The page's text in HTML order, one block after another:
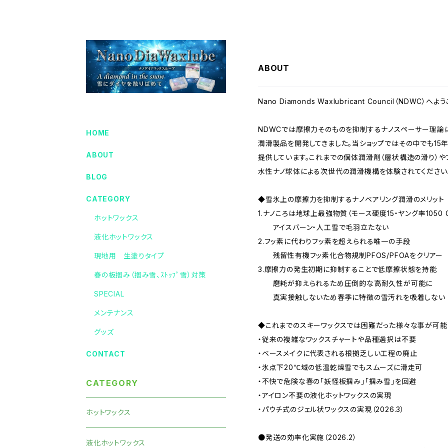
ABOUT
Nano Diamonds Waxlubricant Council（NDWC）へよう
NDWCでは摩擦力そのものを抑制するナノスペーサー理論
潤滑製品を開発してきました。当ショップではその中でも
提供しています。これまでの個体潤滑剤（層状構造の滑り）
水性ナノ球体による次世代の潤滑機構を体験されてください
◆雪氷上の摩擦力を抑制するナノベアリング潤滑のメリット
1.ナノころは地球上最強物質（モース硬度15・ヤング率1050
アイスバーン・人工雪で毛羽立たない
2.フッ素に代わりフッ素を超えられる唯一の手段
残留性有機フッ素化合物規制PFOS/PFOAをクリアー
3.摩擦力の発生初期に抑制することで低摩擦状態を持能
磨耗が抑えられるため圧倒的な高耐久性が可能に
真実接触しないため春季に特徴の雪汚れを吸着しない
◆これまでのスキーワックスでは困難だった様々な事が
・従来の複雑なワックスチャートや品種選択は不要
・ベースメイクに代表される根拠乏しい工程の廃止
・氷点下20℃域の低温乾燥雪でもスムーズに滑走可
・不快で危険な春の「妖怪板掴み」「掴み雪」を回避
・アイロン不要の液化ホットワックスの実現
・パウチ式のジェル状ワックスの実現（2026.3）
●発送の効率化実施（2026.2）
HOME
ABOUT
BLOG
CATEGORY
ホットワックス
液化ホットワックス
現地用 生塗りタイプ
春の板掴み（掴み雪、ｽﾄｯﾌﾟ雪）対策
SPECIAL
メンテナンス
グッズ
CONTACT
CATEGORY
ホットワックス
液化ホットワックス